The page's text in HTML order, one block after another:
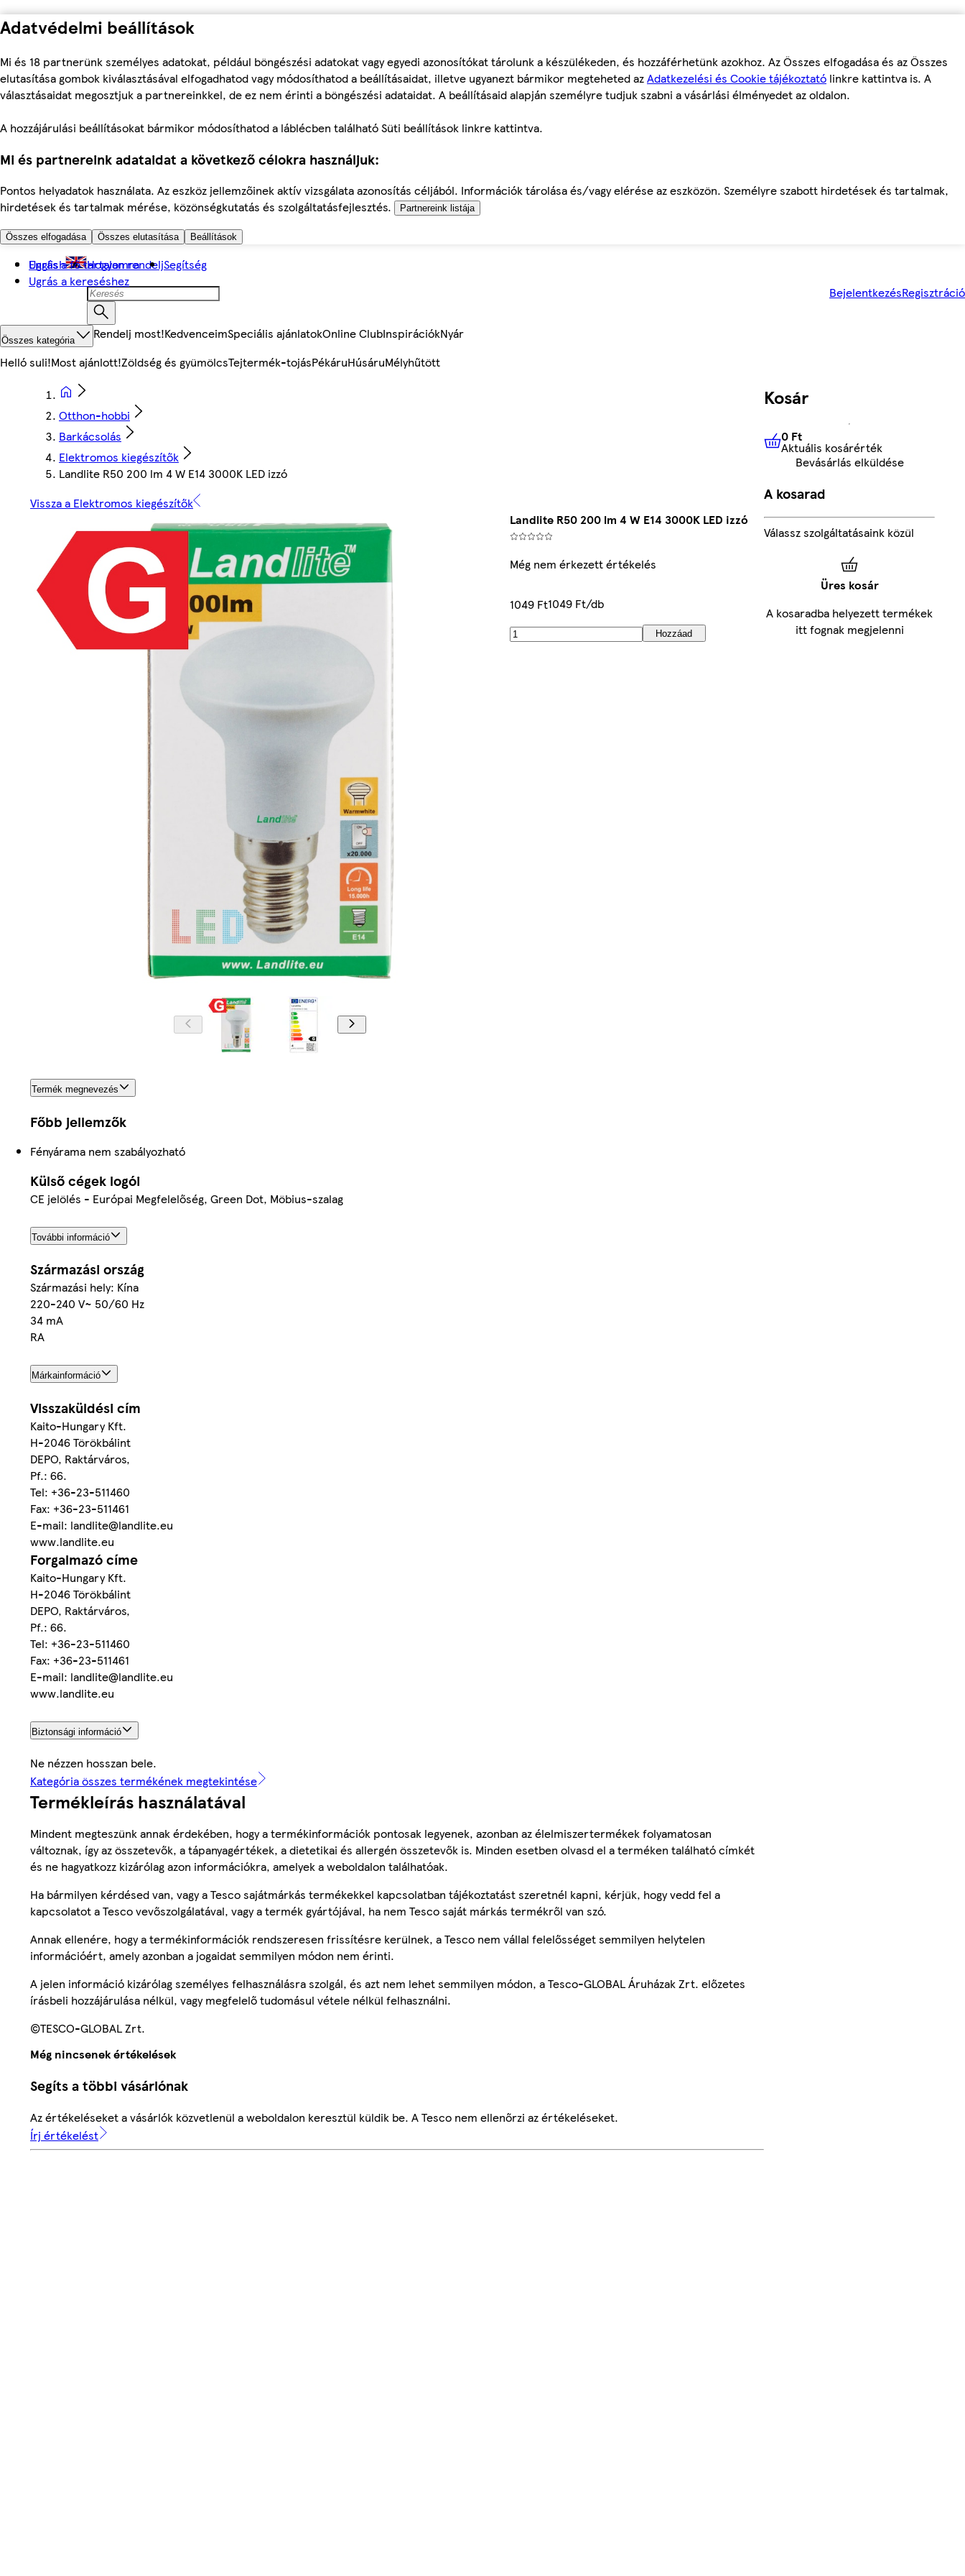
Adatvédelmi beállítások
Mi és 18 partnerünk személyes adatokat, például böngészési adatokat vagy egyedi azonosítókat tárolunk a készülékeden, és hozzáférhetünk azokhoz. Az Összes elfogadása és az Összes
elutasítása gombok kiválasztásával elfogadhatod vagy módosíthatod a beállításaidat, illetve ugyanezt bármikor megteheted azAdatkezelési és Cookie tájékoztató linkre kattintva is. A
választásaidat megosztjuk a partnereinkkel, de ez nem érinti a böngészési adataidat. A beállításaid alapján személyre tudjuk szabni a vásárlási élményedet az oldalon.
A hozzájárulási beállításokat bármikor módosíthatod a láblécben található Süti beállítások linkre kattintva.
Mi és partnereink adataidat a következő célokra használjuk:
Pontos helyadatok használata. Az eszköz jellemzőinek aktív vizsgálata azonosítás céljából. Információk tárolása és/vagy elérése az eszközön. Személyre szabott hirdetések és tartalmak,
hirdetések és tartalmak mérése, közönségkutatás és szolgáltatásfejlesztés.
Partnereink listája
Összes elfogadása Összes elutasítása Beállítások
Ugrás a fő tartalomra
Ugrás a kereséshez
English Hogyan rendeljSegítség
BejelentkezésRegisztráció
Összes kategória Rendelj most!KedvenceimSpeciális ajánlatokOnline ClubInspirációkNyár
Helló suli!Most ajánlott!Zöldség és gyümölcsTejtermék-tojásPékáruHúsáruMélyhűtött
Otthon-hobbi
Barkácsolás
Elektromos kiegészítők
Landlite R50 200 lm 4 W E14 3000K LED izzó
Vissza a Elektromos kiegészítők
Landlite R50 200 lm 4 W E14 3000K LED izzó
Még nem érkezett értékelés
1049 Ft1049 Ft/db
Hozzáad
Termék megnevezés
Főbb jellemzők
Fényárama nem szabályozható
Külső cégek logói
CE jelölés - Európai Megfelelőség, Green Dot, Möbius-szalag
További információ
Származási ország
Származási hely: Kína
220-240 V~ 50/60 Hz
34 mA
RA
Márkainformáció
Visszaküldési cím
Kaito-Hungary Kft.
H-2046 Törökbálint
DEPO, Raktárváros,
Pf.: 66.
Tel: +36-23-511460
Fax: +36-23-511461
E-mail: landlite@landlite.eu
www.landlite.eu
Forgalmazó címe
Kaito-Hungary Kft.
H-2046 Törökbálint
DEPO, Raktárváros,
Pf.: 66.
Tel: +36-23-511460
Fax: +36-23-511461
E-mail: landlite@landlite.eu
www.landlite.eu
Biztonsági információ
Ne nézzen hosszan bele.
Kategória összes termékének megtekintése
Termékleírás használatával
Mindent megteszünk annak érdekében, hogy a termékinformációk pontosak legyenek, azonban az élelmiszertermékek folyamatosan
változnak, így az összetevők, a tápanyagértékek, a dietetikai és allergén összetevők is. Minden esetben olvasd el a terméken található címkét
és ne hagyatkozz kizárólag azon információkra, amelyek a weboldalon találhatóak.
Ha bármilyen kérdésed van, vagy a Tesco sajátmárkás termékekkel kapcsolatban tájékoztatást szeretnél kapni, kérjük, hogy vedd fel a
kapcsolatot a Tesco vevőszolgálatával, vagy a termék gyártójával, ha nem Tesco saját márkás termékről van szó.
Annak ellenére, hogy a termékinformációk rendszeresen frissítésre kerülnek, a Tesco nem vállal felelősséget semmilyen helytelen
információért, amely azonban a jogaidat semmilyen módon nem érinti.
A jelen információ kizárólag személyes felhasználásra szolgál, és azt nem lehet semmilyen módon, a Tesco-GLOBAL Áruházak Zrt. előzetes
írásbeli hozzájárulása nélkül, vagy megfelelő tudomásul vétele nélkül felhasználni.
©TESCO-GLOBAL Zrt.
Még nincsenek értékelések
Segíts a többi vásárlónak
Az értékeléseket a vásárlók közvetlenül a weboldalon keresztül küldik be. A Tesco nem ellenőrzi az értékeléseket.
Írj értékelést
Kosár
0 FtAktuális kosárérték
0 Ft
Aktuális kosárérték
Bevásárlás elküldése
A kosarad
Válassz szolgáltatásaink közül
Üres kosár
A kosaradba helyezett termékek
itt fognak megjelenni